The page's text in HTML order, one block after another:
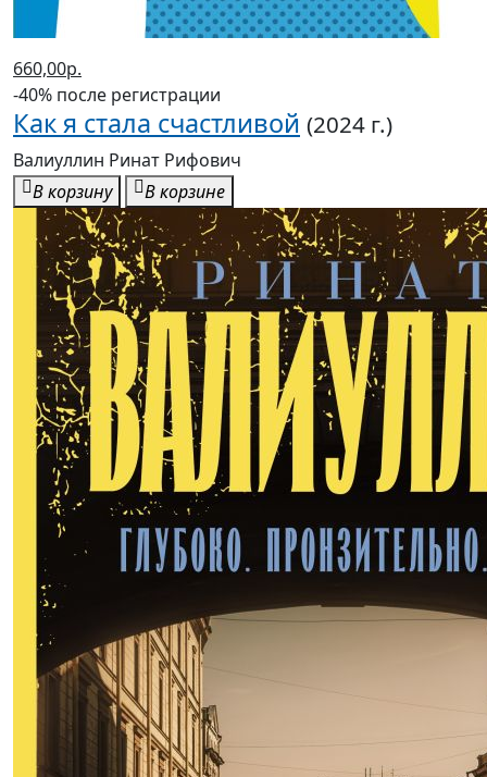
660,00р.
-40% после регистрации
Как я стала счастливой
Валиуллин Ринат Рифович
В корзину
В корзине